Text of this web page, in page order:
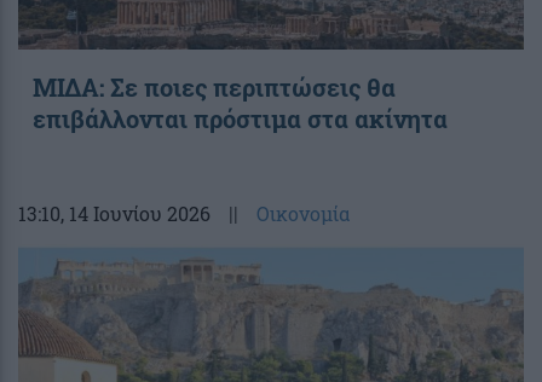
ΜΙΔΑ: Σε ποιες περιπτώσεις θα
επιβάλλονται πρόστιμα στα ακίνητα
13:10, 14 Ιουνίου 2026 || Οικονομία